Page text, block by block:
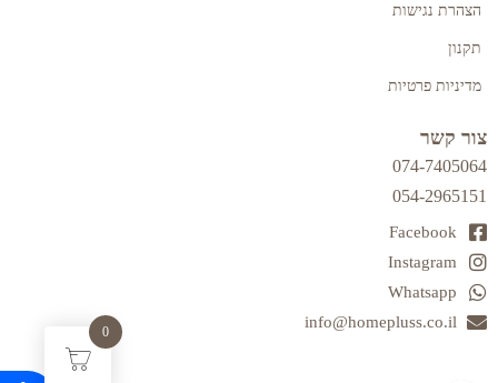
הצהרת נגישות
תקנון
מדיניות פרטיות
צור קשר
074-7405064
054-2965151
Facebook
Instagram
Whatsapp
info@homepluss.co.il
0